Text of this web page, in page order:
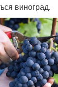
виноград.